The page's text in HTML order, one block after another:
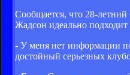
Сообщается, что 28-летний
Жадсон идеально подходит
- У меня нет информации
достойный серьезных